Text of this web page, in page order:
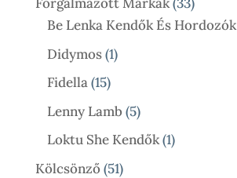
Termék
Be Lenka Kendők És Hordozók
Didymos 11
Fidella 1515
Termék
Lenny Lamb 55
Termék
Loktu She Kendők 11
Kölcsönző 5151